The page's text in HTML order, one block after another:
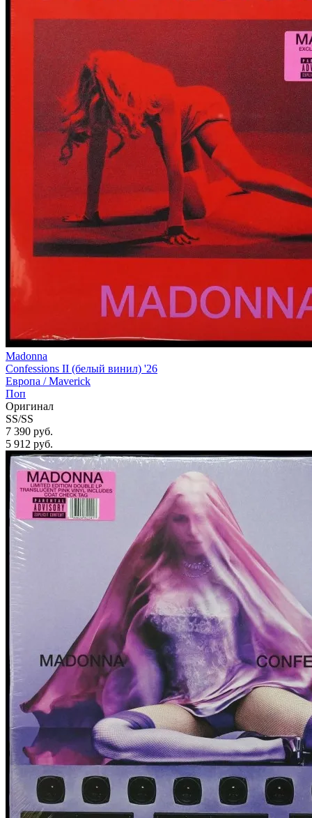
Madonna
Confessions II (белый винил) '26
Европа /Maverick
Поп
Оригинал
SS/SS
7 390 руб.
5 912 руб.